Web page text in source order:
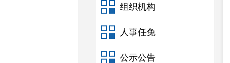
组织机构
人事任免
公示公告